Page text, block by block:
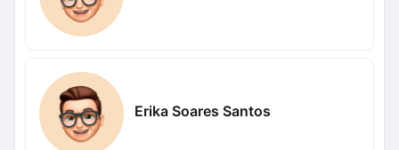
Erika Soares Santos